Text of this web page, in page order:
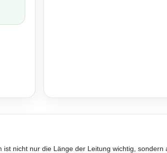
nicht nur die Länge der Leitung wichtig, sondern